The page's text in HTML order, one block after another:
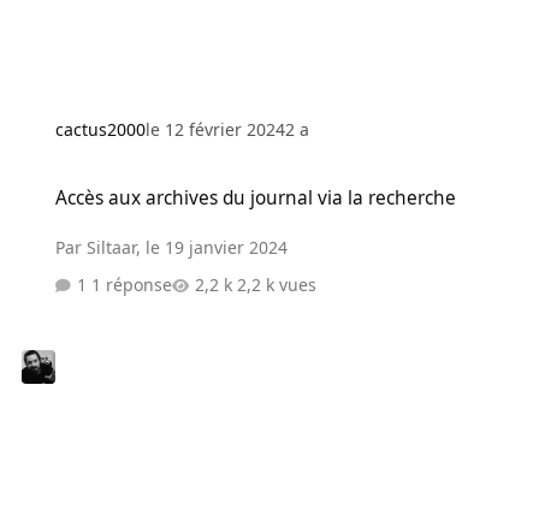
cactus2000le 12 février 20242 a
Accès aux archives du journal via la recherche
Par Siltaar, le 19 janvier 2024
1 réponse
2,2 k vues